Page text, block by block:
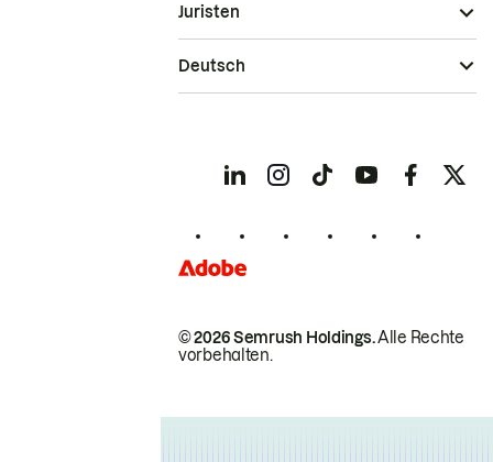
© 2026 Semrush Holdings.Alle Rechte
vorbehalten.
Juristen
Deutsch